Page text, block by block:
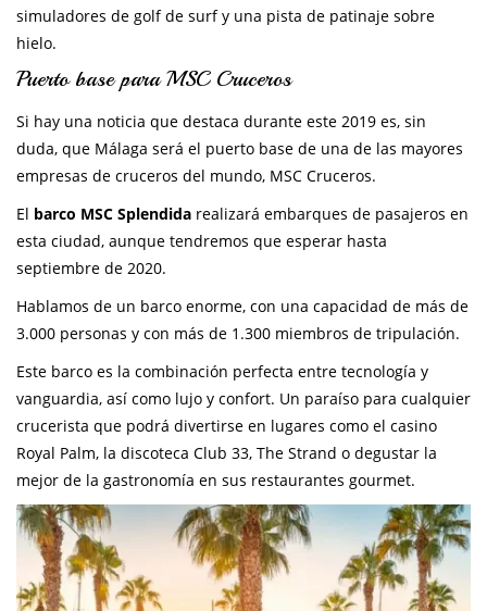
simuladores de golf de surf y una pista de patinaje sobre
hielo.
Puerto base para MSC Cruceros
Si hay una noticia que destaca durante este 2019 es, sin
duda, que Málaga será el puerto base de una de las mayores
empresas de cruceros del mundo, MSC Cruceros.
El barco MSC Splendida realizará embarques de pasajeros en
esta ciudad, aunque tendremos que esperar hasta
septiembre de 2020.
Hablamos de un barco enorme, con una capacidad de más de
3.000 personas y con más de 1.300 miembros de tripulación.
Este barco es la combinación perfecta entre tecnología y
vanguardia, así como lujo y confort. Un paraíso para cualquier
crucerista que podrá divertirse en lugares como el casino
Royal Palm, la discoteca Club 33, The Strand o degustar la
mejor de la gastronomía en sus restaurantes gourmet.